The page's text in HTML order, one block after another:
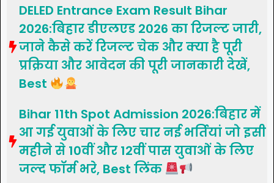
DELED Entrance Exam Result Bihar
2026:बिहार डीएलएड 2026 का रिजल्ट जारी,
जाने कैसे करें रिजल्ट चेक और क्या है पूरी
प्रक्रिया और आवेदन की पूरी जानकारी देखें,
Best
Bihar 11th Spot Admission 2026:बिहार में
आ गई युवाओं के लिए चार नई भर्तियां जो इसी
महीने से 10वीं और 12वीं पास युवाओं के लिए
जल्द फॉर्म भरे, Best लिंक